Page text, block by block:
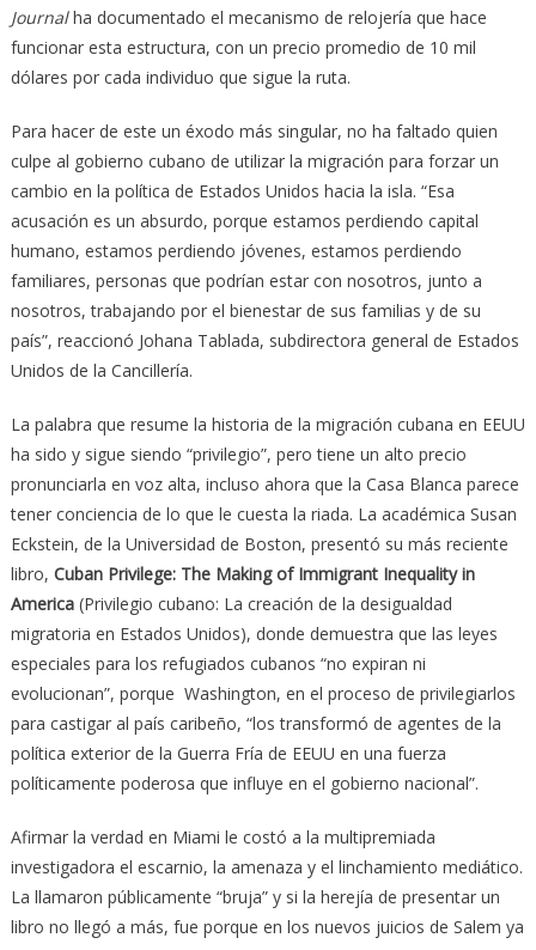
Journalha documentado el mecanismo de relojería que hace
funcionar esta estructura, con un precio promedio de 10 mil
dólares por cada individuo que sigue la ruta.
Para hacer de este un éxodo más singular, no ha faltado quien
culpe al gobierno cubano de utilizar la migración para forzar un
cambio en la política de Estados Unidos hacia la isla. “Esa
acusación es un absurdo, porque estamos perdiendo capital
humano, estamos perdiendo jóvenes, estamos perdiendo
familiares, personas que podrían estar con nosotros, junto a
nosotros, trabajando por el bienestar de sus familias y de su
país”, reaccionó Johana Tablada, subdirectora general de Estados
Unidos de la Cancillería.
La palabra que resume la historia de la migración cubana en EEUU
ha sido y sigue siendo “privilegio”, pero tiene un alto precio
pronunciarla en voz alta, incluso ahora que la Casa Blanca parece
tener conciencia de lo que le cuesta la riada. La académica Susan
Eckstein, de la Universidad de Boston, presentó su más reciente
libro, Cuban Privilege: The Making of Immigrant Inequality in
America (Privilegio cubano: La creación de la desigualdad
migratoria en Estados Unidos), donde demuestra que las leyes
especiales para los refugiados cubanos “no expiran ni
evolucionan”, porque Washington, en el proceso de privilegiarlos
para castigar al país caribeño, “los transformó de agentes de la
política exterior de la Guerra Fría de EEUU en una fuerza
políticamente poderosa que influye en el gobierno nacional”.
Afirmar la verdad en Miami le costó a la multipremiada
investigadora el escarnio, la amenaza y el linchamiento mediático.
La llamaron públicamente “bruja” y si la herejía de presentar un
libro no llegó a más, fue porque en los nuevos juicios de Salem ya